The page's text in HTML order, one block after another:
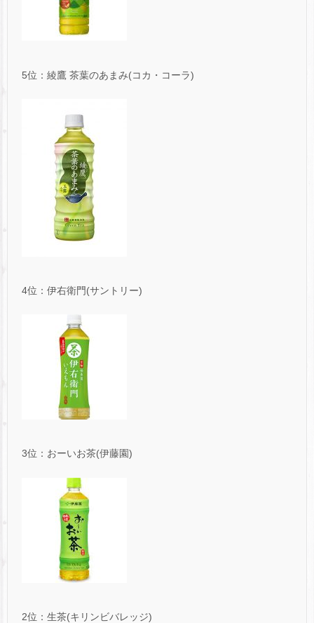
5位：綾鷹 茶葉のあまみ(コカ・コーラ)
4位：伊右衛門(サントリー)
3位：おーいお茶(伊藤園)
2位：生茶(キリンビバレッジ)